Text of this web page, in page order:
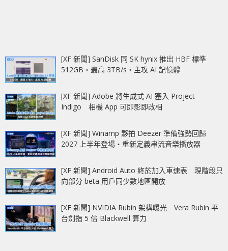
[XF 新聞] SanDisk 同 SK hynix 推出 HBF 標準
512GB‧最高 3TB/s‧主攻 AI 記憶體
[XF 新聞] Adobe 將生成式 AI 塞入 Project
Indigo 相機 App 可即影即改相
[XF 新聞] Winamp 夥拍 Deezer 準備強勢回歸
2027 上半年登場‧重新定義串流音樂播放器
[XF 新聞] Android Auto 終於加入車速表 現階段只
向部分 beta 用戶同少數地區開放
[XF 新聞] NVIDIA Rubin 架構曝光 Vera Rubin 平
台劍指 5 倍 Blackwell 算力